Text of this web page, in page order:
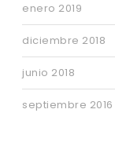
enero 2019
diciembre 2018
junio 2018
septiembre 2016